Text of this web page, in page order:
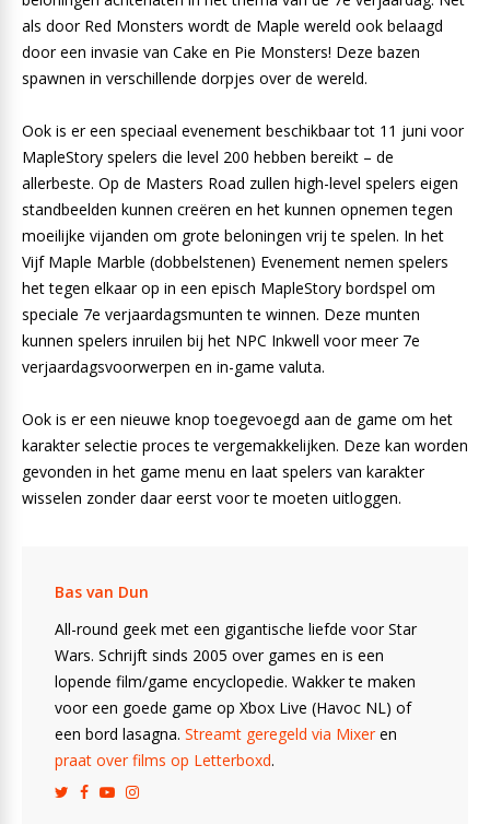
als door Red Monsters wordt de Maple wereld ook belaagd
door een invasie van Cake en Pie Monsters! Deze bazen
spawnen in verschillende dorpjes over de wereld.
Ook is er een speciaal evenement beschikbaar tot 11 juni voor
MapleStory spelers die level 200 hebben bereikt – de
allerbeste. Op de Masters Road zullen high-level spelers eigen
standbeelden kunnen creëren en het kunnen opnemen tegen
moeilijke vijanden om grote beloningen vrij te spelen. In het
Vijf Maple Marble (dobbelstenen) Evenement nemen spelers
het tegen elkaar op in een episch MapleStory bordspel om
speciale 7e verjaardagsmunten te winnen. Deze munten
kunnen spelers inruilen bij het NPC Inkwell voor meer 7e
verjaardagsvoorwerpen en in-game valuta.
Ook is er een nieuwe knop toegevoegd aan de game om het
karakter selectie proces te vergemakkelijken. Deze kan worden
gevonden in het game menu en laat spelers van karakter
wisselen zonder daar eerst voor te moeten uitloggen.
Bas van Dun
All-round geek met een gigantische liefde voor Star
Wars. Schrijft sinds 2005 over games en is een
lopende film/game encyclopedie. Wakker te maken
voor een goede game op Xbox Live (Havoc NL) of
een bord lasagna. Streamt geregeld via Mixeren
praat over films op Letterboxd.